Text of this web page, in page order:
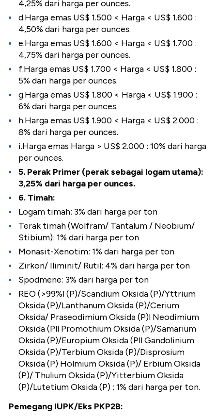
4,25% dari harga per ounces.
d.Harga emas US$ 1.500 < Harga < US$ 1.600 :
4,50% dari harga per ounces.
e.Harga emas US$ 1.600 < Harga < US$ 1.700 :
4,75% dari harga per ounces.
f.Harga emas US$ 1.700 < Harga < US$ 1.800 :
5% dari harga per ounces.
g.Harga emas US$ 1.800 < Harga < US$ 1.900 :
6% dari harga per ounces.
h.Harga emas US$ 1.900 < Harga < US$ 2.000 :
8% dari harga per ounces.
i.Harga emas Harga > US$ 2.000 : 10% dari harga
per ounces.
5. Perak Primer (perak sebagai logam utama):
3,25% dari harga per ounces.
6. Timah:
Logam timah: 3% dari harga per ton
Terak timah (Wolfram/ Tantalum / Neobium/
Stibium): 1% dari harga per ton
Monasit-Xenotim: 1% dari harga per ton
Zirkon/ Iliminit/ Rutil: 4% dari harga per ton
Spodmene: 3% dari harga per ton
REO (>99%l (P)/Scandium Oksida (P)/Yttrium
Oksida (P)/Lanthanum Oksida (P)/Cerium
Oksida/ Praseodimium Oksida (P)l Neodimium
Oksida (Pll Promothium Oksida (P)/Samarium
Oksida (P)/Europium Oksida (Pll Gandolinium
Oksida (P)/Terbium Oksida (P)/Disprosium
Oksida (P) Holmium Oksida (P)/ Erbium Oksida
(P)/ Thulium Oksida (P)/Yitterbium Oksida
(P)/Lutetium Oksida (P) : 1% dari harga per ton.
Pemegang IUPK/Eks PKP2B: